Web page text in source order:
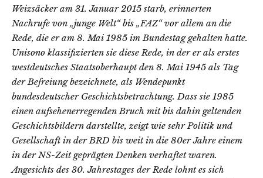
Weizsäcker am 31. Januar 2015 starb, erinnerten
Nachrufe von „junge Welt“ bis „FAZ“ vor allem an die
Rede, die er am 8. Mai 1985 im Bundestag gehalten hatte.
Unisono klassifizierten sie diese Rede, in der er als erstes
westdeutsches Staatsoberhaupt den 8. Mai 1945 als Tag
der Befreiung bezeichnete, als Wendepunkt
bundesdeutscher Geschichtsbetrachtung. Dass sie 1985
einen aufsehenerregenden Bruch mit bis dahin geltenden
Geschichtsbildern darstellte, zeigt wie sehr Politik und
Gesellschaft in der BRD bis weit in die 80er Jahre einem
in der NS-Zeit geprägten Denken verhaftet waren.
Angesichts des 30. Jahrestages der Rede lohnt es sich